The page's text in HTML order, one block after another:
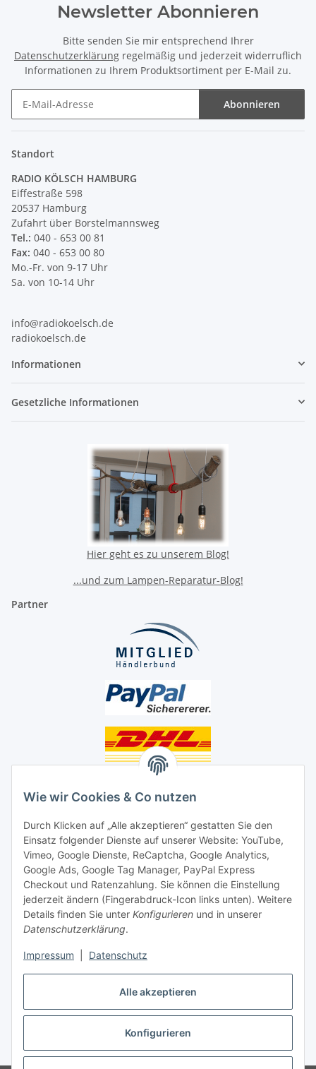
Alle akzeptieren
Konfigurieren
Wie wir Cookies & Co nutzen
Durch Klicken auf „Alle akzeptieren“ gestatten Sie den
Einsatz folgender Dienste auf unserer Website: YouTube,
Vimeo, Google Dienste, ReCaptcha, Google Analytics,
Google Ads, Google Tag Manager, PayPal Express
Checkout und Ratenzahlung. Sie können die Einstellung
jederzeit ändern (Fingerabdruck-Icon links unten). Weitere
Details finden Sie unter Konfigurieren und in unserer
Datenschutzerklärung.
Impressum Datenschutz
Newsletter Abonnieren
Bitte senden Sie mir entsprechend Ihrer
Datenschutzerklärung regelmäßig und jederzeit widerruflich
Informationen zu Ihrem Produktsortiment per E-Mail zu.
Abonnieren
Standort
RADIO KÖLSCH HAMBURG
Eiffestraße 598
20537 Hamburg
Zufahrt über Borstelmannsweg
Tel.: 040 - 653 00 81
Fax: 040 - 653 00 80
Mo.-Fr. von 9-17 Uhr
Sa. von 10-14 Uhr
info@radiokoelsch.de
radiokoelsch.de
Informationen
Gesetzliche Informationen
Hier geht es zu unserem Blog!
...und zum Lampen-Reparatur-Blog!
Partner
Social Media
Unsere Dienstleistungen
Lampenreparatur
Lichtservice für Senioren
Vertrag widerrufen
* Alle Preise inkl. gesetzlicher USt., ** siehe Lieferbedingungen, zzgl.
Versand